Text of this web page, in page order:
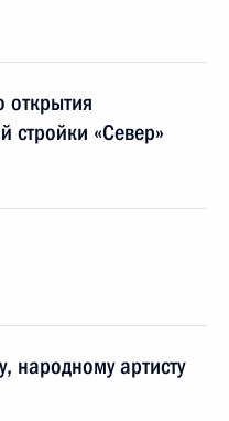
открытия
стройки «Север»
народному артисту